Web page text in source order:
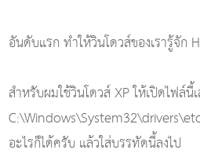
อันดับแรก ทำให้วินโดวส์ของเรารู้จัก
สำหรับผมใช้วินโดวส์ XP ให้เปิดไฟล์นี้
อะไรก็ได้ครับ แล้วใส่บรรทัดนี้ลงไป